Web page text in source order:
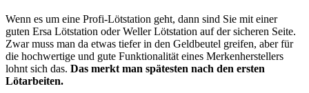
Wenn es um eine Profi-Lötstation geht, dann sind Sie mit einer
guten Ersa Lötstation oder Weller Lötstation auf der sicheren Seite.
Zwar muss man da etwas tiefer in den Geldbeutel greifen, aber für
die hochwertige und gute Funktionalität eines Merkenherstellers
lohnt sich das. Das merkt man spätesten nach den ersten
Lötarbeiten.